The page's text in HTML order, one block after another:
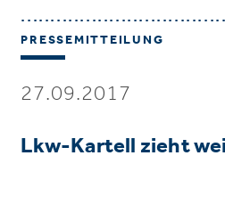
PRESSEMITTEILUNG
27.09.2017
Lkw-Kartell zieht